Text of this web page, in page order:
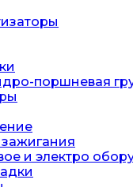
поршневая
и электро